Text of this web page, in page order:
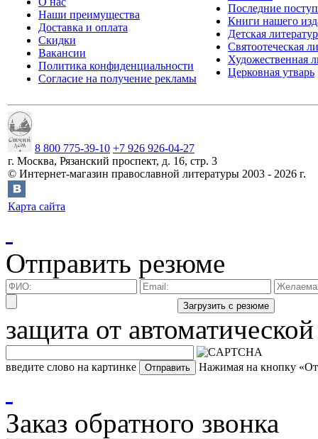
Наши преимущества
Доставка и оплата
Скидки
Вакансии
Политика конфиденциальности
Согласие на получение рекламы
Последние
Книги нашего
Детская
Святоотеческая
Художественная
Церковная утварь
8 800 775-39-10 +7 926 926-04-27
г. Москва, Рязанский проспект, д. 16, стр. 3
© Интернет-магазин православной литературы 2003 - 2026 г.
Карта сайта
Отправить резюме
защита от
введите слово на картинке Нажимая на кнопку
Заказ обратного звонка